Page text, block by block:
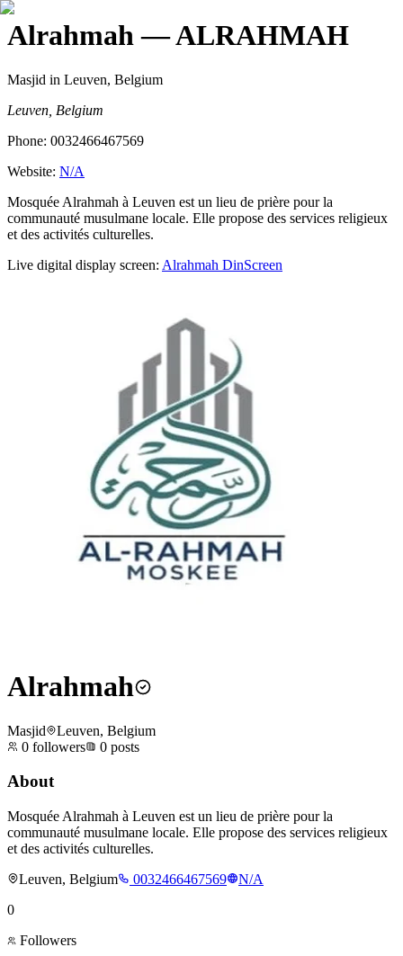
Alrahmah— ALRAHMAH
Masjid in Leuven, Belgium
Leuven, Belgium
Phone: 0032466467569
Website: N/A
Mosquée Alrahmah à Leuven est un lieu de prière pour la
communauté musulmane locale. Elle propose des services religieux
et des activités culturelles.
Live digital display screen: Alrahmah DinScreen
Alrahmah
Masjid
Leuven, Belgium
0 followers 0 posts
About
Mosquée Alrahmah à Leuven est un lieu de prière pour la
communauté musulmane locale. Elle propose des services religieux
et des activités culturelles.
Leuven, Belgium
0032466467569
N/A
0
Followers